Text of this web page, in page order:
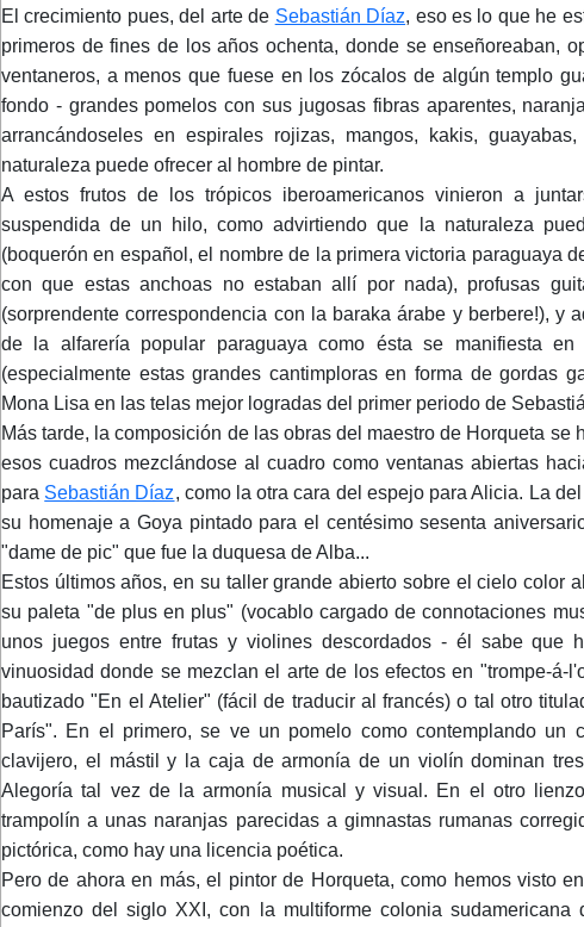
El crecimiento pues, del arte de Sebastián Díaz, eso es lo que he
primeros de fines de los años ochenta, donde se enseñoreaban,
ventaneros, a menos que fuese en los zócalos de algún templo
fondo - grandes pomelos con sus jugosas fibras aparentes,
arrancándoseles en espirales rojizas, mangos, kakis,
naturaleza puede ofrecer al hombre de pintar.
A estos frutos de los trópicos iberoamericanos vinieron a
suspendida de un hilo, como advirtiendo que la naturaleza
(boquerón en español, el nombre de la primera victoria paraguaya
con que estas anchoas no estaban allí por nada), profusas
(sorprendente correspondencia con la baraka árabe y berbere!), y
de la alfarería popular paraguaya como ésta se manifiesta
(especialmente estas grandes cantimploras en forma de gordas
Mona Lisa en las telas mejor logradas del primer periodo de
Más tarde, la composición de las obras del maestro de Horqueta
esos cuadros mezclándose al cuadro como ventanas abiertas
para Sebastián Díaz, como la otra cara del espejo para Alicia. La
su homenaje a Goya pintado para el centésimo sesenta
"dame de pic" que fue la duquesa de Alba...
Estos últimos años, en su taller grande abierto sobre el cielo color
su paleta "de plus en plus" (vocablo cargado de connotaciones
unos juegos entre frutas y violines descordados - él sabe que
vinuosidad donde se mezclan el arte de los efectos en "trompe-
bautizado "En el Atelier" (fácil de traducir al francés) o tal otro
París". En el primero, se ve un pomelo como contemplando un
clavijero, el mástil y la caja de armonía de un violín dominan
Alegoría tal vez de la armonía musical y visual. En el otro
trampolín a unas naranjas parecidas a gimnastas rumanas
pictórica, como hay una licencia poética.
Pero de ahora en más, el pintor de Horqueta, como hemos visto
comienzo del siglo XXI, con la multiforme colonia